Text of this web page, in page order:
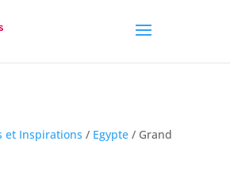
et Inspirations / Egypte/ Grand